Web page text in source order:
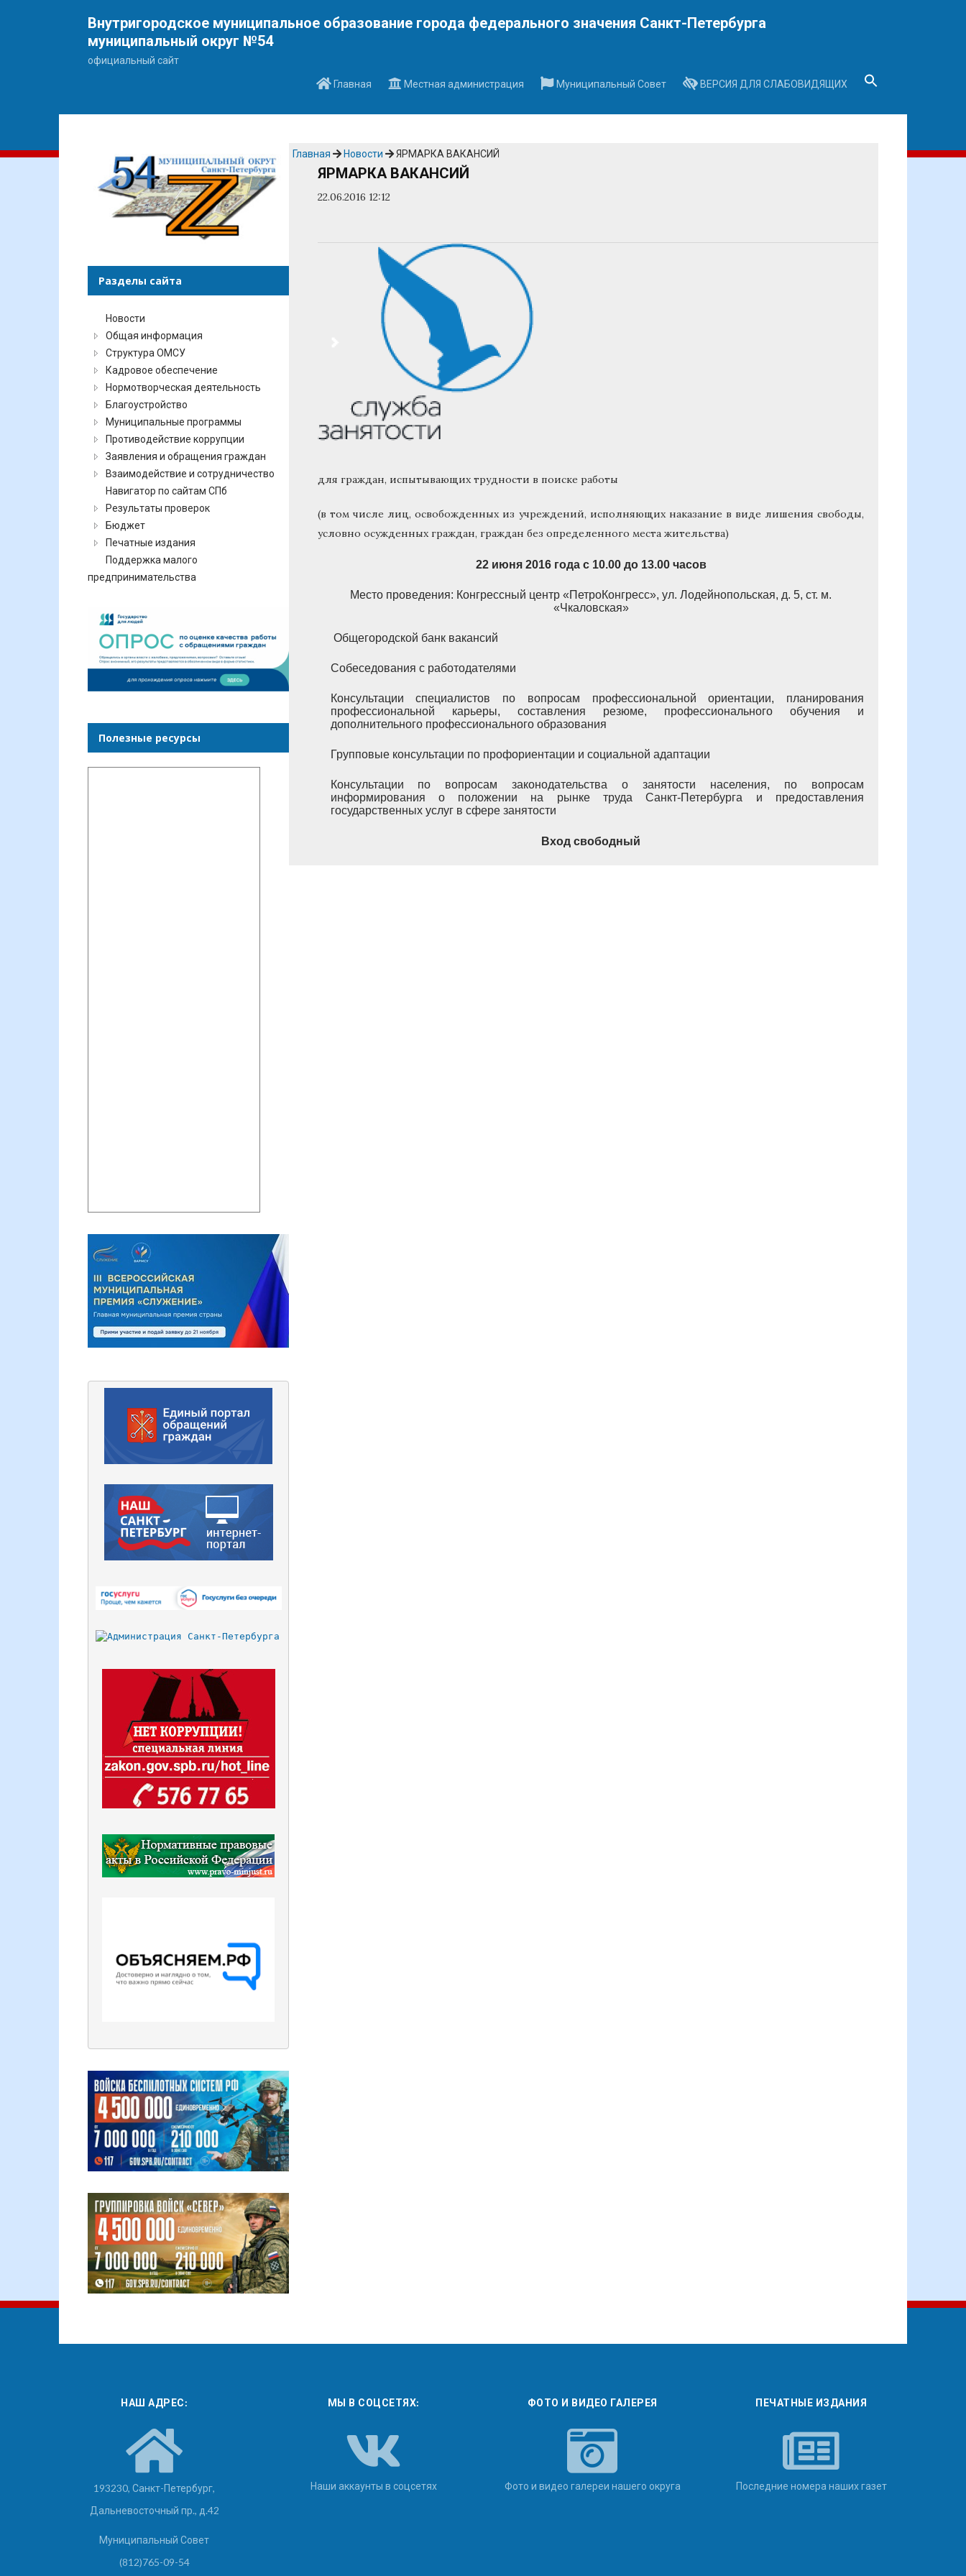
Внутригородское муниципальное образование города федерального значения Санкт-Петербурга
муниципальный округ №54
официальный сайт
Главная
Местная администрация Муниципальный Совет ВЕРСИЯ ДЛЯ СЛАБОВИДЯЩИХ
Главная Новости ЯРМАРКА ВАКАНСИЙ
ЯРМАРКА ВАКАНСИЙ
22.06.2016 12:12
для граждан, испытывающих трудности в поиске работы
(в том числе лиц, освобожденных из учреждений, исполняющих наказание в виде лишения свободы,
условно осужденных граждан, граждан без определенного места жительства)
22 июня 2016 года с 10.00 до 13.00 часов
Место проведения: Конгрессный центр «ПетроКонгресс», ул. Лодейнопольская, д. 5, ст. м.
«Чкаловская»
Общегородской банк вакансий
Собеседования с работодателями
Консультации специалистов по вопросам профессиональной ориентации, планирования
профессиональной карьеры, составления резюме, профессионального обучения и
дополнительного профессионального образования
Групповые консультации по профориентации и социальной адаптации
Консультации по вопросам законодательства о занятости населения, по вопросам
информирования о положении на рынке труда Санкт-Петербурга и предоставления
государственных услуг в сфере занятости
Вход свободный
Разделы сайта
Новости
Общая информация
Структура ОМСУ
Кадровое обеспечение
Нормотворческая деятельность
Благоустройство
Муниципальные программы
Противодействие коррупции
Заявления и обращения граждан
Взаимодействие и сотрудничество
Навигатор по сайтам СПб
Результаты проверок
Бюджет
Печатные издания
Поддержка малого
предпринимательства
Полезные ресурсы
НАШ АДРЕС:
193230, Санкт-Петербург,
Дальневосточный пр., д.42
Муниципальный Совет
(812)765-09-54
МЫ В СОЦСЕТЯХ:
Наши аккаунты в соцсетях
ФОТО И ВИДЕО ГАЛЕРЕЯ
Фото и видео галереи нашего округа
ПЕЧАТНЫЕ ИЗДАНИЯ
Последние номера наших газет